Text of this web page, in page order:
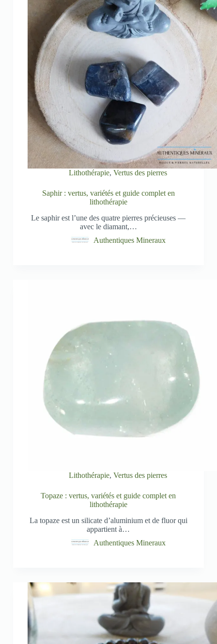
Lithothérapie,Vertus des pierres
Saphir : vertus, variétés et guide complet en
lithothérapie
Le saphir est l’une des quatre pierres précieuses —
avec le diamant,…
Authentiques Mineraux
Lithothérapie,Vertus des pierres
Topaze : vertus, variétés et guide complet en
lithothérapie
La topaze est un silicate d’aluminium et de fluor qui
appartient à…
Authentiques Mineraux